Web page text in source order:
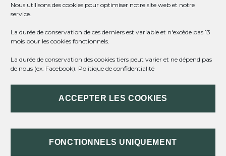
Nous utilisons des cookies pour optimiser notre site web et notre
service.
La durée de conservation de ces derniers est variable et n'excède pas 13
mois pour les cookies fonctionnels.
La durée de conservation des cookies tiers peut varier et ne dépend pas
de nous (ex: Facebook). Politique de confidentialité
ACCEPTER LES COOKIES
FONCTIONNELS UNIQUEMENT
CONDITIONS
DEMANDE DU SALARIÉ
RÉPONSE DE L'EMPLOYEUR
DURÉE
SITUATION DU SALARIÉ PENDANT LE